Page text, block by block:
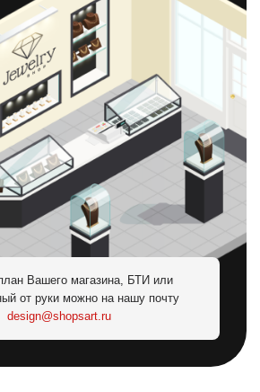
Вашего магазина, БТИ или
от руки можно на нашу почту
design@shopsart.ru